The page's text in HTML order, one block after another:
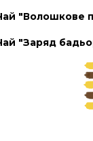
"Волошкове
"Заряд